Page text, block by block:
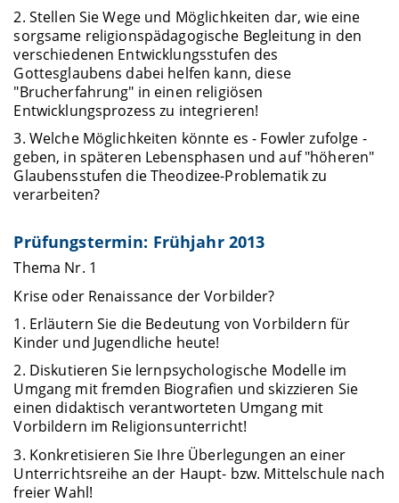
2. Stellen Sie Wege und Möglichkeiten dar, wie eine
sorgsame religionspädagogische Begleitung in den
verschiedenen Entwicklungsstufen des
Gottesglaubens dabei helfen kann, diese
"Brucherfahrung" in einen religiösen
Entwicklungsprozess zu integrieren!
3. Welche Möglichkeiten könnte es - Fowler zufolge -
geben, in späteren Lebensphasen und auf "höheren"
Glaubensstufen die Theodizee-Problematik zu
verarbeiten?
Prüfungstermin: Frühjahr 2013
Thema Nr. 1
Krise oder Renaissance der Vorbilder?
1. Erläutern Sie die Bedeutung von Vorbildern für
Kinder und Jugendliche heute!
2. Diskutieren Sie lernpsychologische Modelle im
Umgang mit fremden Biografien und skizzieren Sie
einen didaktisch verantworteten Umgang mit
Vorbildern im Religionsunterricht!
3. Konkretisieren Sie Ihre Überlegungen an einer
Unterrichtsreihe an der Haupt- bzw. Mittelschule nach
freier Wahl!